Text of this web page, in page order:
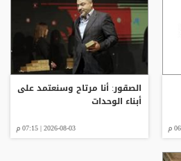
الصقور: أنا مرتاح وسنعتمد على
أبناء الوحدات
2026-08-03 | 07:15 م